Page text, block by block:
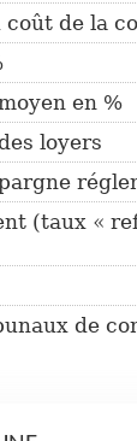
de la
en %
loyers
(taux «
de